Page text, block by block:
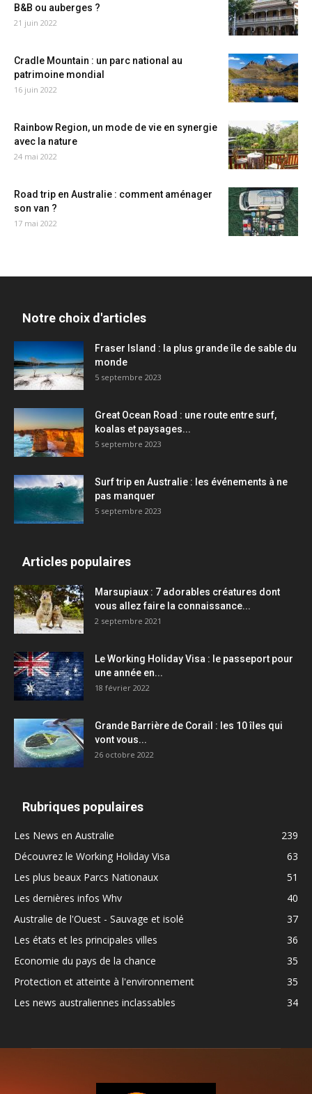
B&B ou auberges ?
21 juin 2022
Cradle Mountain : un parc national au
patrimoine mondial
16 juin 2022
Rainbow Region, un mode de vie en synergie
avec la nature
24 mai 2022
Road trip en Australie : comment aménager
son van ?
17 mai 2022
Notre choix d'articles
Fraser Island : la plus grande île de sable du
monde
5 septembre 2023
Great Ocean Road : une route entre surf,
koalas et paysages...
5 septembre 2023
Surf trip en Australie : les événements à ne
pas manquer
5 septembre 2023
Articles populaires
Marsupiaux : 7 adorables créatures dont
vous allez faire la connaissance...
2 septembre 2021
Le Working Holiday Visa : le passeport pour
une année en...
18 février 2022
Grande Barrière de Corail : les 10 îles qui
vont vous...
26 octobre 2022
Rubriques populaires
Les News en Australie
239
Découvrez le Working Holiday Visa
63
Les plus beaux Parcs Nationaux
51
Les dernières infos Whv
40
Australie de l'Ouest - Sauvage et isolé
37
Les états et les principales villes
36
Economie du pays de la chance
35
Protection et atteinte à l'environnement
35
Les news australiennes inclassables
34